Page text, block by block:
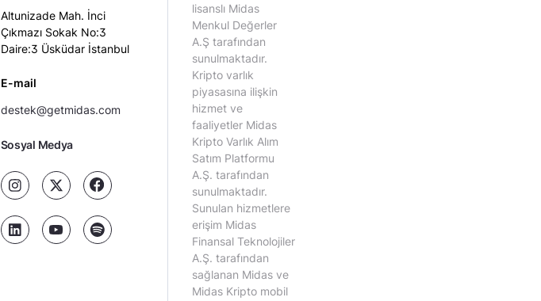
Altunizade Mah. İnci
Çıkmazı Sokak No:3
Daire:3 Üsküdar İstanbul
E-mail
destek@getmidas.com
Sosyal Medya
lisanslı Midas
Menkul Değerler
A.Ş tarafından
sunulmaktadır.
Kripto varlık
piyasasına ilişkin
hizmet ve
faaliyetler Midas
Kripto Varlık Alım
Satım Platformu
A.Ş. tarafından
sunulmaktadır.
Sunulan hizmetlere
erişim Midas
Finansal Teknolojiler
A.Ş. tarafından
sağlanan Midas ve
Midas Kripto mobil